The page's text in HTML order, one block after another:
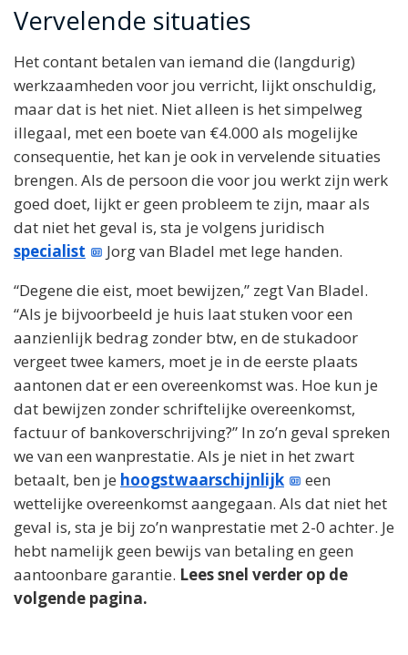
Vervelende situaties
Het contant betalen van iemand die (langdurig)
werkzaamheden voor jou verricht, lijkt onschuldig,
maar dat is het niet. Niet alleen is het simpelweg
illegaal, met een boete van €4.000 als mogelijke
consequentie, het kan je ook in vervelende situaties
brengen. Als de persoon die voor jou werkt zijn werk
goed doet, lijkt er geen probleem te zijn, maar als
dat niet het geval is, sta je volgens juridisch
specialist
Jorg van Bladel met lege handen.
“Degene die eist, moet bewijzen,” zegt Van Bladel.
“Als je bijvoorbeeld je huis laat stuken voor een
aanzienlijk bedrag zonder btw, en de stukadoor
vergeet twee kamers, moet je in de eerste plaats
aantonen dat er een overeenkomst was. Hoe kun je
dat bewijzen zonder schriftelijke overeenkomst,
factuur of bankoverschrijving?” In zo’n geval spreken
we van een wanprestatie. Als je niet in het zwart
betaalt, ben je hoogstwaarschijnlijk
een
wettelijke overeenkomst aangegaan. Als dat niet het
geval is, sta je bij zo’n wanprestatie met 2-0 achter. Je
hebt namelijk geen bewijs van betaling en geen
aantoonbare garantie. Lees snel verder op de
volgende pagina.